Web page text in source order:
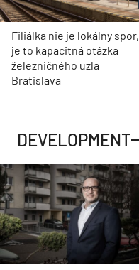
Filiálka nie je lokálny spor,
je to kapacitná otázka
železničného uzla
Bratislava
DEVELOPMENT